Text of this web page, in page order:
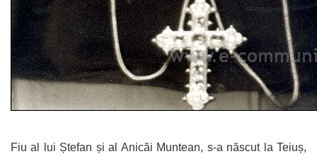
Fiu al lui Ștefan și al Anicăi Muntean, s-a născut la Teiuș,